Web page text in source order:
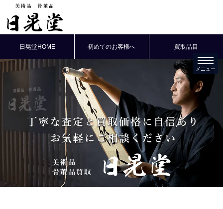
日晃堂HOME 初めてのお客様へ 買取品目